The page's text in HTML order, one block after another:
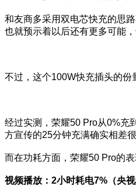
和友商多采用双电芯快充的思
也就预示着以后还有更多可能
不过，这个100W快充插头的份
经过实测，荣耀50 Pro从0%充
方宣传的25分钟充满确实相差很
而在功耗方面，荣耀50 Pro的表
视频播放：2小时耗电7%（央